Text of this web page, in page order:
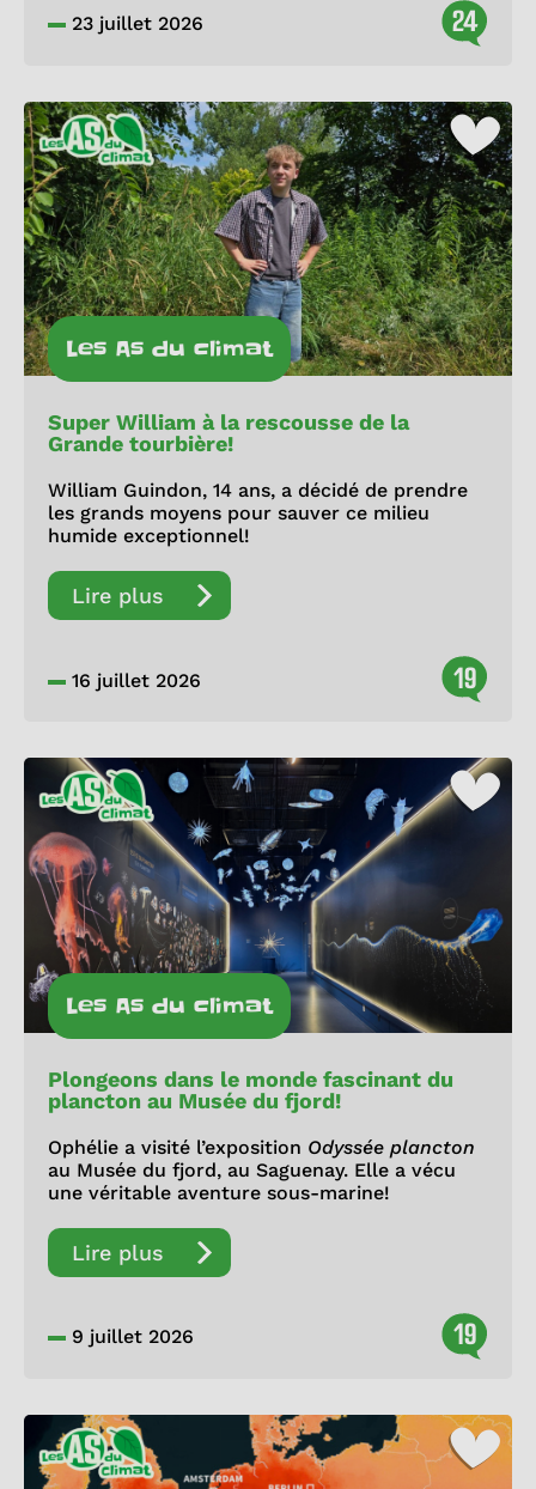
23 juillet 2026 24
Les As du climat
Super William à la rescousse de la
Grande tourbière!
William Guindon, 14 ans, a décidé de prendre
les grands moyens pour sauver ce milieu
humide exceptionnel!
Lire plus
16 juillet 2026 19
Les As du climat
Plongeons dans le monde fascinant du
plancton au Musée du fjord!
Ophélie a visité l’exposition Odyssée plancton
au Musée du fjord, au Saguenay. Elle a vécu
une véritable aventure sous-marine!
Lire plus
9 juillet 2026 19